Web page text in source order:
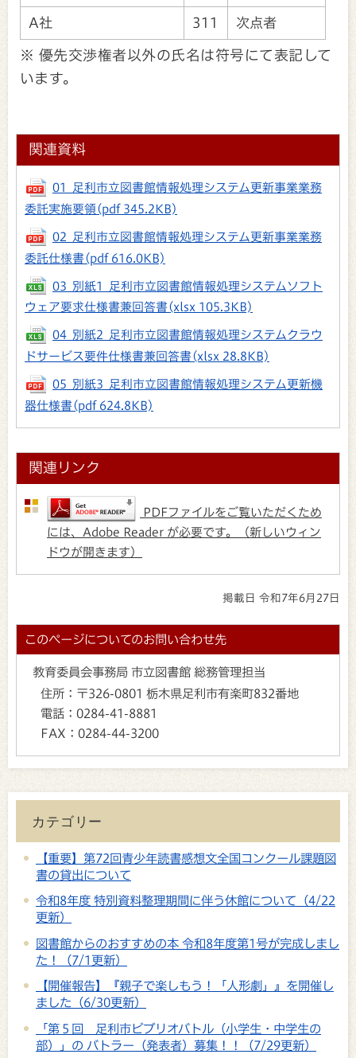
A社 311 次点者
※ 優先交渉権者以外の氏名は符号にて表記して
います。
関連資料
01_足利市立図書館情報処理システム更新事業業務
委託実施要領 (pdf 345.2KB)
02_足利市立図書館情報処理システム更新事業業務
委託仕様書(pdf 616.0KB)
03_別紙1_足利市立図書館情報処理システムソフト
ウェア要求仕様書兼回答書(xlsx 105.3KB)
04_別紙2_足利市立図書館情報処理システムクラウ
ドサービス要件仕様書兼回答書(xlsx 28.8KB)
05_別紙3_足利市立図書館情報処理システム更新機
器仕様書(pdf 624.8KB)
関連リンク
PDFファイルをご覧いただくため
には、Adobe Reader が必要です。（新しいウィン
ドウが開きます）
掲載日 令和7年6月27日
このページについてのお問い合わせ先
教育委員会事務局 市立図書館 総務管理担当
住所： 〒326-0801 栃木県足利市有楽町832番地
電話： 0284-41-8881
FAX： 0284-44-3200
カテゴリー
【重要】第72回青少年読書感想文全国コンクール課題図
書の貸出について
令和8年度 特別資料整理期間に伴う休館について（4/22
更新）
図書館からのおすすめの本 令和8年度第1号が完成しまし
た！（7/1更新）
【開催報告】『親子で楽しもう！「人形劇」』を開催し
ました（6/30更新）
「第５回 足利市ビブリオバトル（小学生・中学生の
部）」の バトラー（発表者）募集！！（7/29更新）